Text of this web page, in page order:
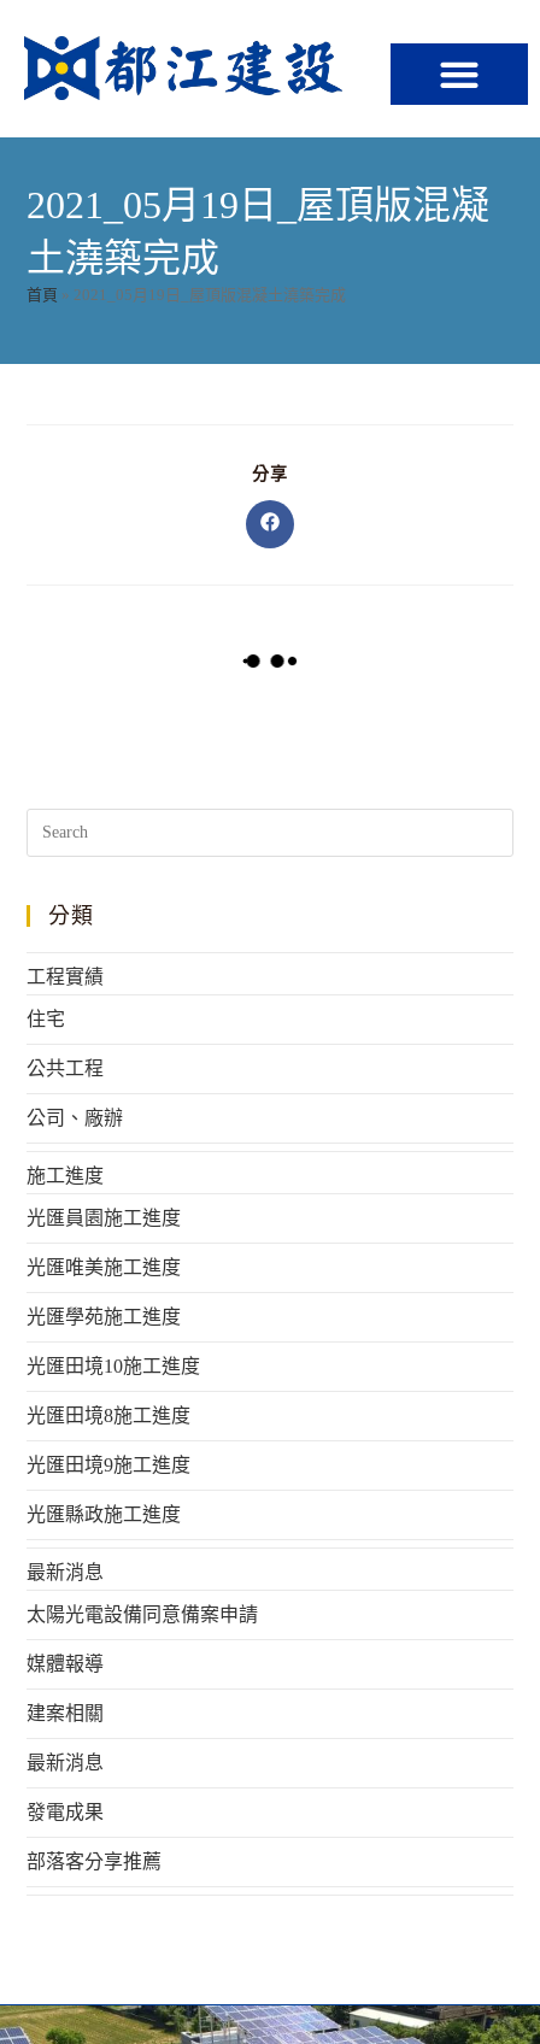
2021_05月19日_屋頂版混凝
土澆築完成
首頁 » 2021_05月19日_屋頂版混凝土澆築完成
分享
分類
工程實績
住宅
公共工程
公司、廠辦
施工進度
光匯員園施工進度
光匯唯美施工進度
光匯學苑施工進度
光匯田境10施工進度
光匯田境8施工進度
光匯田境9施工進度
光匯縣政施工進度
最新消息
太陽光電設備同意備案申請
媒體報導
建案相關
最新消息
發電成果
部落客分享推薦